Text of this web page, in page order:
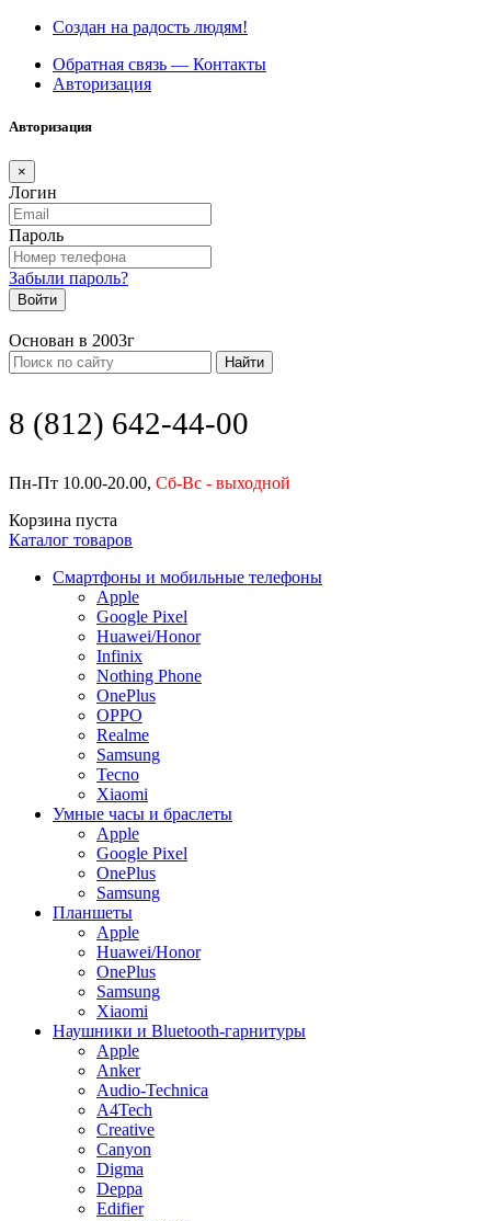
Создан на радость людям!
Обратная связь — Контакты
Авторизация
Авторизация
×
Логин
Пароль
Забыли пароль?
Войти
Основан в 2003г
Найти
8 (812) 642-44-00
Пн-Пт 10.00-20.00, Сб-Вс - выходной
Корзина пуста
Каталог товаров
Смартфоны и мобильные телефоны
Apple
Google Pixel
Huawei/Honor
Infinix
Nothing Phone
OnePlus
OPPO
Realme
Samsung
Tecno
Xiaomi
Умные часы и браслеты
Apple
Google Pixel
OnePlus
Samsung
Планшеты
Apple
Huawei/Honor
OnePlus
Samsung
Xiaomi
Наушники и Bluetooth-гарнитуры
Apple
Anker
Audio-Technica
A4Tech
Creative
Canyon
Digma
Deppa
Edifier